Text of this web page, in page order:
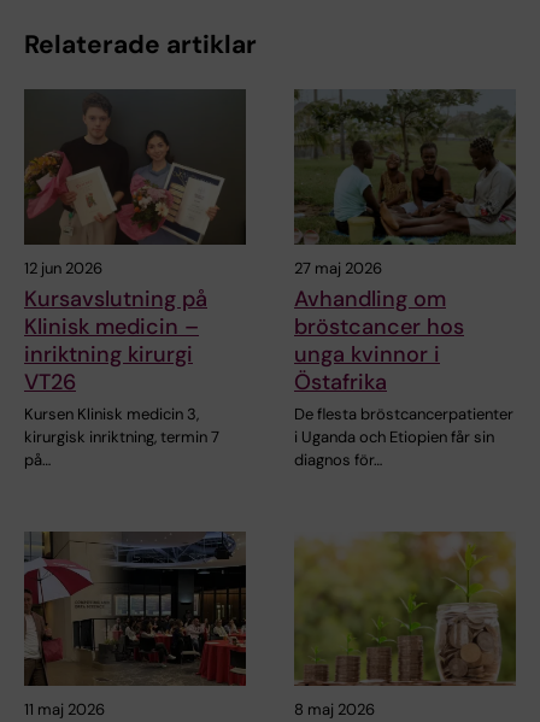
Relaterade artiklar
12 jun 2026
Kursavslutning på
Klinisk medicin –
inriktning kirurgi
VT26
Kursen Klinisk medicin 3,
kirurgisk inriktning, termin 7
på…
27 maj 2026
Avhandling om
bröstcancer hos
unga kvinnor i
Östafrika
De flesta bröstcancerpatienter
i Uganda och Etiopien får sin
diagnos för…
11 maj 2026 8 maj 2026